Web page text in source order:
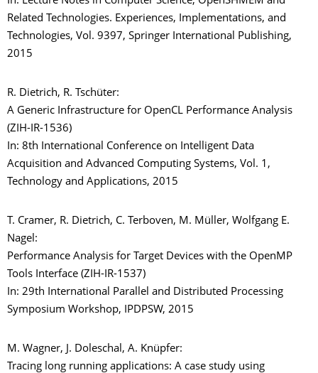
Related Technologies. Experiences, Implementations, and
Technologies, Vol. 9397, Springer International Publishing,
2015
R. Dietrich, R. Tschüter:
A Generic Infrastructure for OpenCL Performance Analysis
(ZIH-IR-1536)
In: 8th International Conference on Intelligent Data
Acquisition and Advanced Computing Systems, Vol. 1,
Technology and Applications, 2015
T. Cramer, R. Dietrich, C. Terboven, M. Müller, Wolfgang E.
Nagel:
Performance Analysis for Target Devices with the OpenMP
Tools Interface (ZIH-IR-1537)
In: 29th International Parallel and Distributed Processing
Symposium Workshop, IPDPSW, 2015
M. Wagner, J. Doleschal, A. Knüpfer:
Tracing long running applications: A case study using